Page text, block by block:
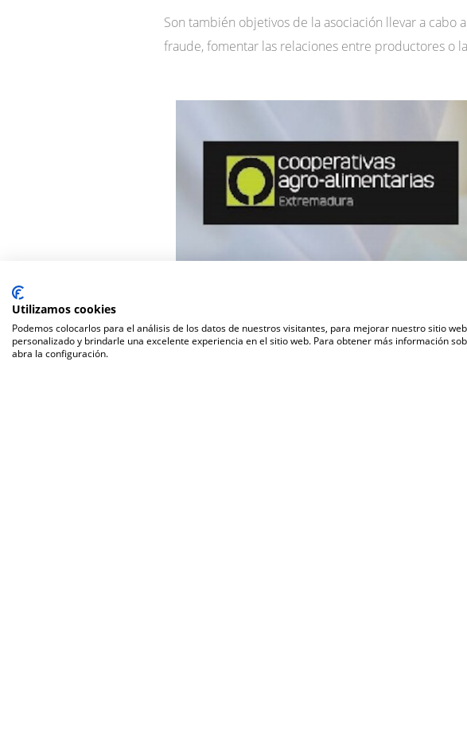
Son también objetivos de la asociación llevar a cabo
fraude, fomentar las relaciones entre productores o
Utilizamos cookies
Podemos colocarlos para el análisis de los datos de nuestros visitantes, para mejorar nuestro sitio
personalizado y brindarle una excelente experiencia en el sitio web. Para obtener más información
abra la configuración.